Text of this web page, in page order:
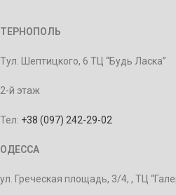
ТЕРНОПОЛЬ
Тул. Шептицкого, 6 ТЦ “Будь Ласка”
2-й этаж
Тел: +38 (097) 242-29-02
ОДЕССА
ул. Греческая площадь, 3/4, , ТЦ